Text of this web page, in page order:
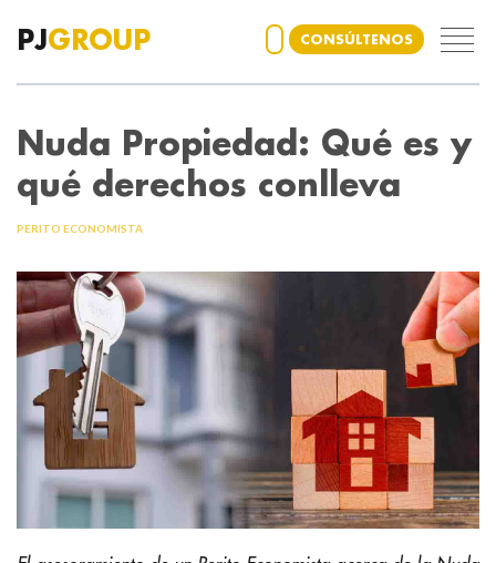
PJGROUP CONSÚLTENOS
Nuda Propiedad: Qué es y
qué derechos conlleva
PERITO ECONOMISTA